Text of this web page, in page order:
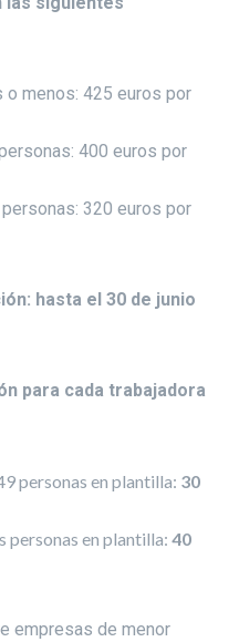
o menos: 425 euros por
400 euros por
320 euros por
hasta el 30 de junio
para cada trabajadora
personas en plantilla: 30
personas en plantilla: 40
empresas de menor